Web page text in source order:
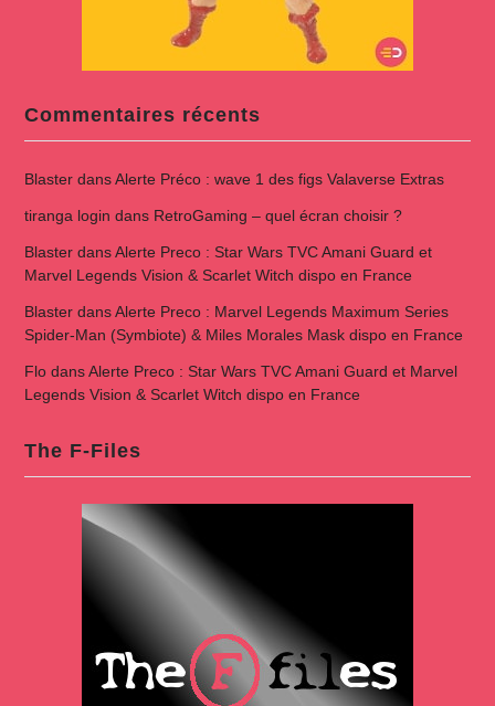
Commentaires récents
BlasterdansAlerte Préco : wave 1 des figs Valaverse Extras
tiranga login dans RetroGaming – quel écran choisir ?
BlasterdansAlerte Preco : Star Wars TVC Amani Guard et
Marvel Legends Vision & Scarlet Witch dispo en France
BlasterdansAlerte Preco : Marvel Legends Maximum Series
Spider-Man (Symbiote) & Miles Morales Mask dispo en France
FlodansAlerte Preco : Star Wars TVC Amani Guard et Marvel
Legends Vision & Scarlet Witch dispo en France
The F-Files